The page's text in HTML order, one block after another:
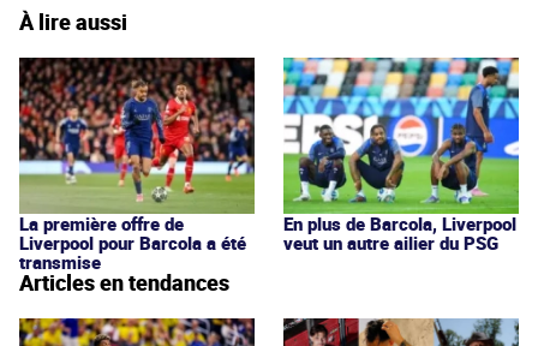
À lire aussi
La première offre de
Liverpool pour Barcola a été
transmise
En plus de Barcola, Liverpool
veut un autre ailier du PSG
Articles en tendances